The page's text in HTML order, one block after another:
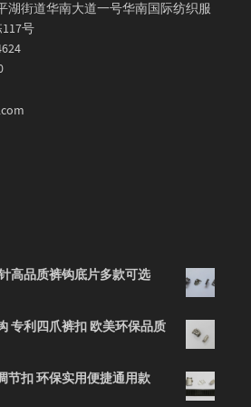
湖街道华南大道一号华南国际纺织服
号
高品质裤钩底片多款可选
专利四爪裤扣 欧美环保品质
节扣 环保实用便捷通用款